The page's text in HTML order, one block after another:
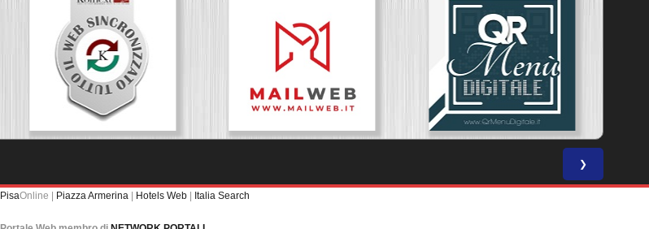
❯
PisaOnline | Piazza Armerina | Hotels Web | Italia Search